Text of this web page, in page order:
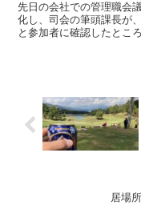
先日の会社での管理職会議の時の話
化し、司会の筆頭課長が、 「その他、共有事項はありませんか？」
と参加者に確認したとこ
居場